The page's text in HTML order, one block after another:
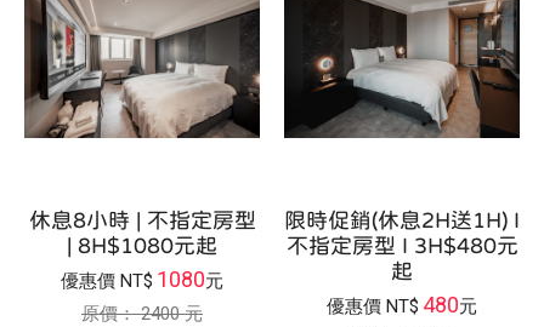
休息8小時 | 不指定房型
| 8H$1080元起
優惠價 NT$ 1080元
原價：2400 元
限時促銷(休息2H送1H) I
不指定房型 I 3H$480元
起
優惠價 NT$ 480元